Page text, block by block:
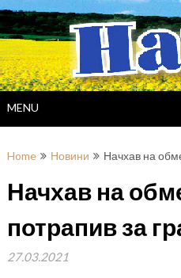
Skip
to
content
MENU
Home Новини Начхав на
Начхав на
потрапив за
27.03.2021